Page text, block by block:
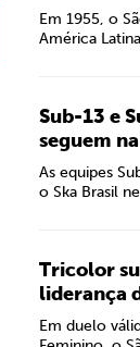
Em 1955, o
América
Sub-13 e
seguem
As equipes
o Ska Brasil
Tricolor
liderança
Em duelo